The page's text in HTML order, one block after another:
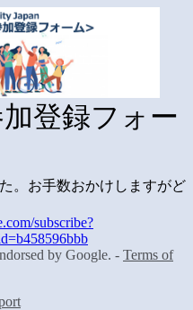
登録フォー
。お手数おかけしますがど
subscribe?
by Google. - Terms of